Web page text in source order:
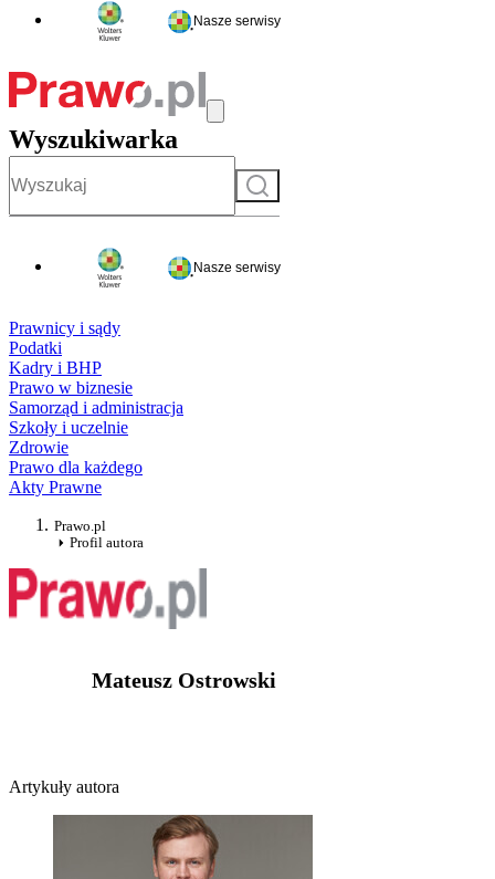
Nasze serwisy
Wyszukiwarka
Szukaj
Nasze serwisy
Prawnicy i sądy
Podatki
Kadry i BHP
Prawo w biznesie
Samorząd i administracja
Szkoły i uczelnie
Zdrowie
Prawo dla każdego
Akty Prawne
Prawo.pl
Profil autora
Mateusz Ostrowski
Artykuły autora